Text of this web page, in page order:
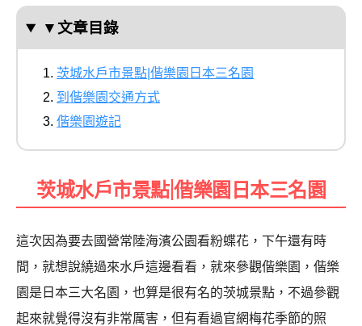
▼文章目錄
茨城水戶市景點|偕樂園日本三名園
到偕樂園交通方式
偕樂園遊記
茨城水戶市景點|偕樂園日本三名園
這次因為要去國營常陸海濱公園看粉蝶花，下午還有時
間，就想說繞過來水戶這邊看看，就來參觀偕樂園，偕樂
園是日本三大名園，也算是很有名的茨城景點，不過參觀
起來就覺得沒有非常厲害，但有看過官網梅花季節的照